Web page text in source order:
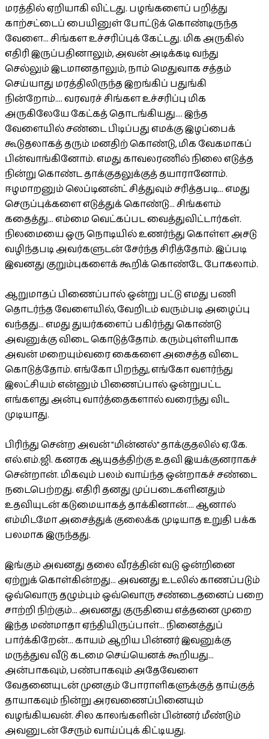
மரத்தில் ஏறியாகி விட்டது. பழங்களைப் பறித்து
காற்சட்டைப் பையினுள் போட்டுக் கொண்டிருந்த
வேளை... சிங்கள உச்சரிப்புக் கேட்டது. மிக அருகில்
எதிரி இருப்பதினாலும், அவன் அடிக்கடி வந்து
செல்லும் இடமானதாலும், நாம் மெதுவாக சத்தம்
செய்யாது மரத்திலிருந்த இறங்கிப் பதுங்கி
நின்றோம்.... வரவரச் சிங்கள உச்சரிப்பு மிக
அருகிலேயே கேட்கத் தொடங்கியது.... இந்த
வேளையில் சண்டை பிடிப்பது எமக்கு இழப்பைக்
கூடுதலாகத் தரும் மனதிற் கொண்டு, மிக வேகமாகப்
பின்வாங்கினோம். எமது காவலரணில் நிலை எடுத்த
நின்று கொண்ட தாக்குதலுக்குத் தயாரானோம்.
ஈழமாறனும் லெப்டினன்ட் சித்துவும் சரித்தபடி... எமது
செருப்புக்களை எடுத்துக் கொண்டு... சிங்களம்
கதைத்து... எம்மை வெட்கப்பட வைத்துவிட்டார்கள்.
நிலமையை ஒரு நொடியில் உணர்ந்து கொள்ள அசடு
வழிந்தபடி அவர்களுடன் சேர்ந்த சிரித்தோம். இப்படி
இவனது குறும்புகளைக் கூறிக் கொண்டே போகலாம்.
ஆறுமாதப் பிணைப்பால் ஒன்று பட்டு எமது பணி
தொடர்ந்த வேளையில், வேறிடம் வரும்படி அழைப்பு
வந்தது... எமது துயர்களைப் பகிர்ந்து கொண்டு
அவனுக்கு விடை கொடுத்தோம். கரும்புள்ளியாக
அவன் மறையும்வரை கைகளை அசைத்த விடை
கொடுத்தோம். எங்கோ பிறந்து, எங்கோ வளர்ந்து
இலட்சியம் என்னும் பிணைப்பால் ஒன்றுபட்ட
எங்களது அன்பு வார்த்தைகளால் வரைந்து விட
முடியாது.
பிரிந்து சென்ற அவன் "மின்னல்" தாக்குதலில் ஏ.கே.
எல்.எம்.ஜி. கனரக ஆயுதத்திற்கு உதவி இயக்குனராகச்
சென்றான். மிகவும் பலம் வாய்ந்த ஒன்றாகச் சண்டை
நடைபெற்றது. எதிரி தனது முப்படைகளினதும்
உதவியுடன் கடுமையாகத் தாக்கினான்.... ஆனால்
எம்மிடமோ அசைத்துக் குலைக்க முடியாத உறுதி பக்க
பலமாக இருந்தது.
இங்கும் அவனது தலை வீரத்தின் வடு ஒன்றினை
ஏற்றுக் கொள்கின்றது... அவனது உடலில் காணப்படும்
ஒவ்வொரு தழும்பும் ஒவ்வொரு சண்டைதனைப் பறை
சாற்றி நிற்கும்... அவனது குருதியை எத்தனை முறை
இந்த மண்மாதா ஏந்தியிருப்பாள்... நினைத்துப்
பார்க்கிறேன்... காயம் ஆறிய பின்னர் இவனுக்கு
மருத்துவ வீடு கடமை செய்யெனக் கூறியது...
அன்பாகவும், பண்பாகவும் அதேவேளை
வேதனையுடன் முனகும் போராளிகளுக்குத் தாய்குத்
தாயாகவும் நின்று அரவணைப்பினையும்
வழங்கியவன். சில காலங்களின் பின்னர் மீண்டும்
அவனுடன் சேரும் வாய்ப்புக் கிட்டியது.